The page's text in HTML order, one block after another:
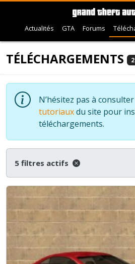
Actualités GTA Forums
TÉLÉCHARGEMENTS 2
N’hésitez pas à
tutoriauxdu site pour
téléchargements.
5 filtres actifs